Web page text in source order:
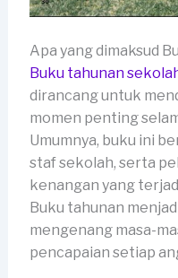
Apa yang dimaksud
Buku tahunan
dirancang untuk
momen penting
Umumnya, buku ini
staf sekolah, serta
kenangan yang
Buku tahunan
mengenang masa-
pencapaian setiap